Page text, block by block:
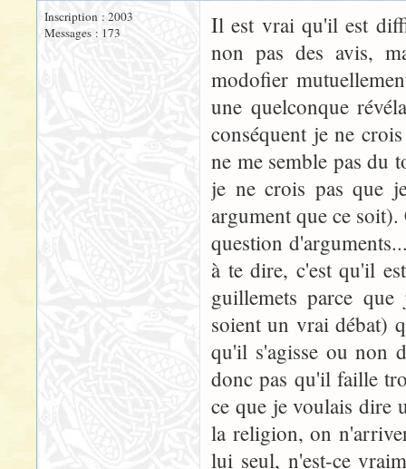
Inscription : 2003
Messages : 173
Il est vrai qu'il est
non pas des avis,
modofier
une quelconque
conséquent je ne
ne me semble pas du
je ne crois pas que
argument que ce
question
à te dire, c'est qu'il
guillemets parce
soient un vrai débat)
qu'il s'agisse ou non
donc pas qu'il faille
ce que je voulais dire
la religion, on
lui seul, n'est-ce